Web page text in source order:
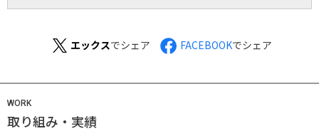
エックスでシェア FACEBOOKでシェア
WORK
取り組み・実績